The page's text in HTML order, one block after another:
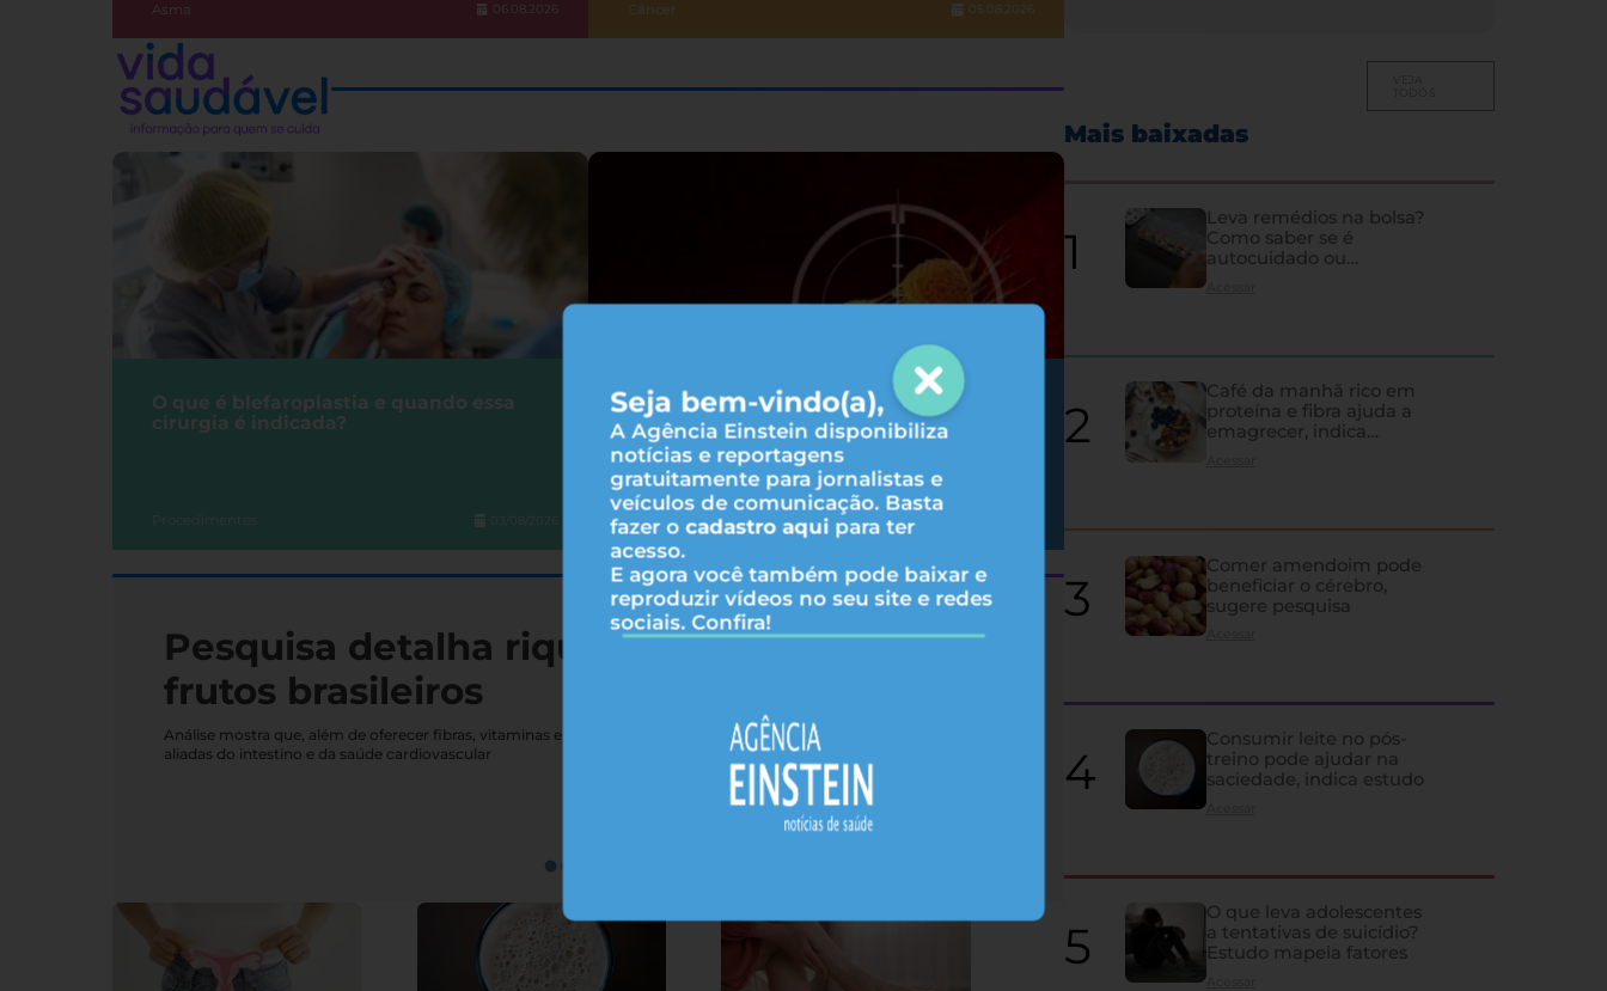
Seja bem-vindo(a),
A Agência Einstein disponibiliza
notícias e reportagens
gratuitamente para jornalistas e
veículos de comunicação. Basta
fazer ocadastro aqui para ter
acesso.
E agora você também pode baixar e
reproduzir vídeos no seu site e redes
sociais. Confira!
Asma 06.08.2026 Câncer 05.08.2026
O que é blefaroplastia e quando essa
cirurgia é indicada?
Procedimentos 03/08/2026
Como as terapias-alvo agem no
tratamento do câncer?
Oncologia
Pesquisa detalha riqueza nutricional de 19
frutos brasileiros
Análise mostra que, além de oferecer fibras, vitaminas e sais minerais, alimentos nativos concentram substâncias
aliadas do intestino e da saúde cardiovascular
Os sinais de que a
quase ninguém percebe
Ela influencia humor, memória, fertilidade, sono e vida sexual;
despercebidos e os principais problemas que atingem a glândula
Mais baixadas
Leva remédios na bolsa?
Como saber se é
autocuidado ou
hipocondria
Acessar
Café da manhã rico em
proteína e fibra ajuda a
emagrecer, indica
Comer amendoim pode
beneficiar o cérebro,
sugere pesquisa
Acessar
Consumir leite no pós-
treino pode ajudar na
saciedade, indica estudo
Acessar
O que leva adolescentes
a tentativas de suicídio?
Estudo mapeia fatores
Acessar